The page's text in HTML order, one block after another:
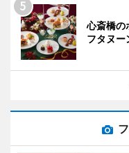
心斎橋の
フタヌー